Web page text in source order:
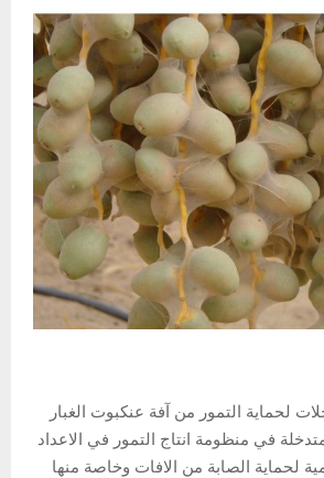
لحماية التمور من آفة عنكبوت الغبار
في منظومة انتاج التمور في الاعداد
لحماية الصابة من الافات وخاصة منها